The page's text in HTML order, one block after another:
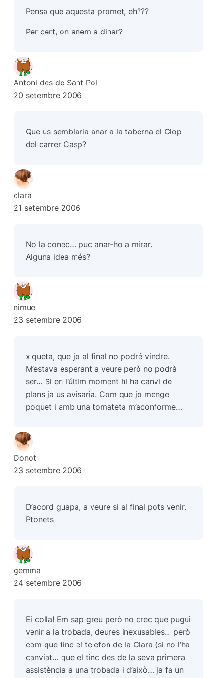
Pensa que aquesta promet, eh???
Per cert, on anem a dinar?
Antoni des de Sant Pol
20 setembre 2006
Que us semblaria anar a la taberna el Glop
del carrer Casp?
clara
21 setembre 2006
No la conec… puc anar-ho a mirar.
Alguna idea més?
nimue
23 setembre 2006
xiqueta, que jo al final no podré vindre.
M’estava esperant a veure però no podrà
ser… Si en l’últim moment hi ha canvi de
plans ja us avisaria. Com que jo menge
poquet i amb una tomateta m’aconforme…
Donot
23 setembre 2006
D’acord guapa, a veure si al final pots venir.
Ptonets
gemma
24 setembre 2006
Ei colla! Em sap greu però no crec que pugui
venir a la trobada, deures inexusables… però
com que tinc el telefon de la Clara (si no l’ha
canviat… que el tinc des de la seva primera
assistència a una trobada i d’això… ja fa un